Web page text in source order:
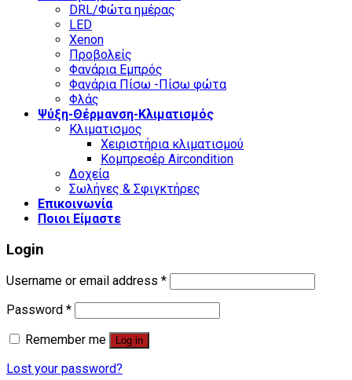
DRL/Φώτα ημέρας
LED
Xenon
Προβολείς
Φανάρια Εμπρός
Φανάρια Πίσω -Πίσω φώτα
Φλάς
Ψύξη-Θέρμανση-Κλιματισμός
Κλιματισμος
Χειριστήρια κλιματισμού
Κομπρεσέρ Aircondition
Δοχεία
Σωλήνες & Σφιγκτήρες
Επικοινωνία
Ποιοι Είμαστε
Login
Username or email address *
Password *
Remember me
Log in
Lost your password?